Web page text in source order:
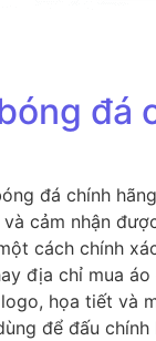
đá
đá chính
cảm nhận
cách chính
địa chỉ mua
họa tiết và
để đấu